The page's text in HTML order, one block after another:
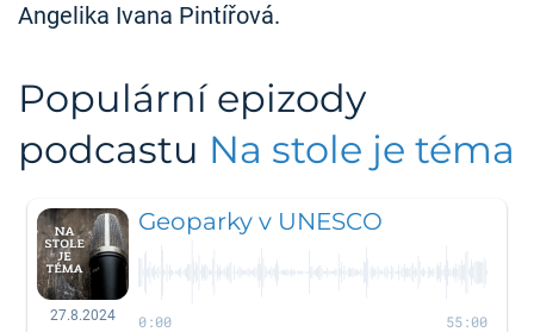
Angelika Ivana Pintířová.
Populární epizody
podcastu Na stole je téma
27.8.2024
Geoparky v UNESCO
0:00 55:00